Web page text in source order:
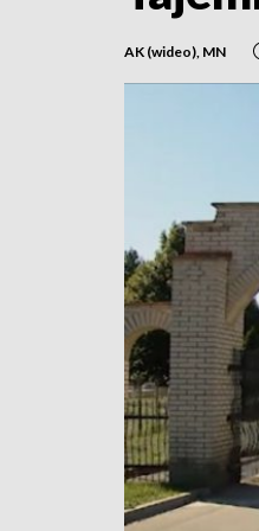
AK (wideo), MN